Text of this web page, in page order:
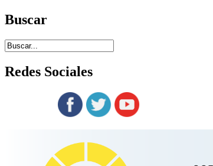
Buscar
Redes Sociales